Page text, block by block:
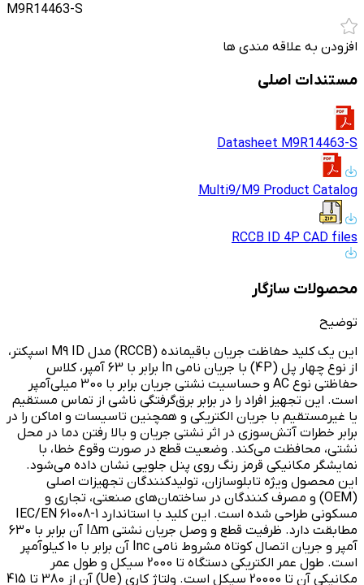
M9R14463-S
افزودن به علاقه مندی ها
مستندات اصلی
Datasheet M9R14463-S
Multi9/M9 Product Catalog
RCCB ID 4P CAD files
محصولات سازگار
توضیح
این یک کلید حفاظت جریان باقیمانده (RCCB) مدل M9 ID اسپکتر،
از نوع چهار پل (4P) با جریان نامی In برابر با 63 آمپر، کلاس
حفاظتی نوع AC و حساسیت نشتی جریان برابر با 300 میلی‌آمپر
است. این تجهیز افراد را در برابر برق‌گرفتگی ناشی از تماس مستقیم
یا غیرمستقیم با جریان الکتریکی و همچنین تاسیسات و اماکن را در
برابر خطرات آتش‌سوزی در اثر نشتی جریان و بالا رفتن دما در محل
نشتی، محافظت می‌کند. وضعیت قطع در صورت وقوع خطا، با
نمایشگر مکانیکی قرمز رنگ روی پنل جلویی نشان داده می‌شود.
این محصول ویژه تابلوسازان، تولیدکنندگان تجهیزات اصلی
(OEM) و مصرف کنندگان در ساختمان‌های صنعتی، تجاری و
مسکونی طراحی شده است. این کلید با استاندارد IEC/EN 61008-1
مطابقت دارد. ظرفیت قطع و وصل جریان نشتی IΔm آن برابر با 630
آمپر و جریان اتصال کوتاه مشروط نامی Inc آن برابر با 10 کیلوآمپر
است. طول عمر الکتریکی دستگاه تا 2000 سیکل و طول عمر
مکانیکی آن تا 20000 سیکل است. ولتاژ کاری (Ue) آن از 380 تا 415